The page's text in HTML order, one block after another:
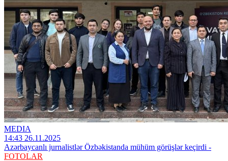
MEDIA
14:43 26.11.2025
Azərbaycanlı jurnalistlər Özbəkistanda mühüm görüşlər keçirdi -
FOTOLAR